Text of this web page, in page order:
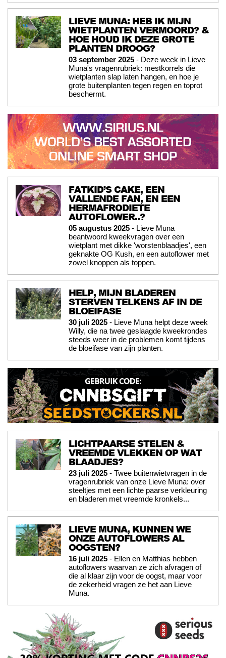
LIEVE MUNA: HEB IK MIJN
WIETPLANTEN VERMOORD? &
HOE HOUD IK DEZE GROTE
PLANTEN DROOG?
03 september 2025 - Deze week in Lieve
Muna's vragenrubriek: mestkorrels die
wietplanten slap laten hangen, en hoe je
grote buitenplanten tegen regen en toprot
beschermt.
FATKID’S CAKE, EEN
VALLENDE FAN, EN EEN
HERMAFRODIETE
AUTOFLOWER..?
05 augustus 2025 - Lieve Muna
beantwoord kweekvragen over een
wietplant met dikke 'worstenblaadjes', een
geknakte OG Kush, en een autoflower met
zowel knoppen als toppen.
HELP, MIJN BLADEREN
STERVEN TELKENS AF IN DE
BLOEIFASE
30 juli 2025 - Lieve Muna helpt deze week
Willy, die na twee geslaagde kweekrondes
steeds weer in de problemen komt tijdens
de bloeifase van zijn planten.
LICHTPAARSE STELEN &
VREEMDE VLEKKEN OP WAT
BLAADJES?
23 juli 2025 - Twee buitenwietvragen in de
vragenrubriek van onze Lieve Muna: over
steeltjes met een lichte paarse verkleuring
en bladeren met vreemde kronkels...
LIEVE MUNA, KUNNEN WE
ONZE AUTOFLOWERS AL
OOGSTEN?
16 juli 2025 - Ellen en Matthias hebben
autoflowers waarvan ze zich afvragen of
die al klaar zijn voor de oogst, maar voor
de zekerheid vragen ze het aan Lieve
Muna.